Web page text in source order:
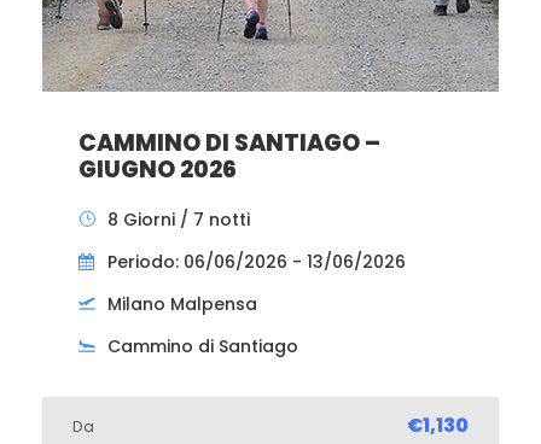
CAMMINO DI SANTIAGO –
GIUGNO 2026
8 Giorni / 7 notti
Periodo: 06/06/2026 - 13/06/2026
Milano Malpensa
Cammino di Santiago
Da €1,130